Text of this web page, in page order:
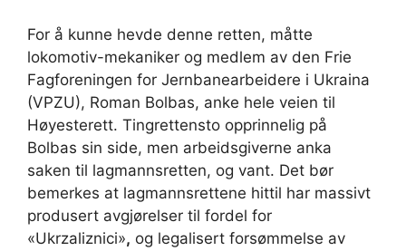
For å kunne hevde denne retten, måtte
lokomotiv-mekaniker og medlem av den Frie
Fagforeningen for Jernbanearbeidere i Ukraina
(VPZU), Roman Bolbas, anke hele veien til
Høyesterett. Tingrettensto opprinnelig på
Bolbas sin side, men arbeidsgiverne anka
saken til lagmannsretten, og vant. Det bør
bemerkes at lagmannsrettene hittil har massivt
produsert avgjørelser til fordel for
«Ukrzaliznici», og legalisert forsømmelse av